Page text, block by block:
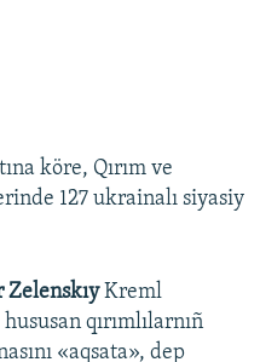
köre, Qırım ve
127 ukrainalı siyasiy
ZelenskıyKreml
qırımlılarnıñ
«aqsata», dep